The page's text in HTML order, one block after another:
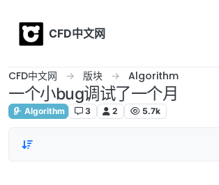
CFD中文网
CFD中文网 版块 Algorithm
一个小bug调试了一个月
Algorithm 3 2 5.7k